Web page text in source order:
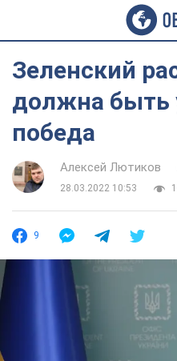
Зеленский
должна быть
победа
Алексей Лютиков
28.03.2022 10:53
9